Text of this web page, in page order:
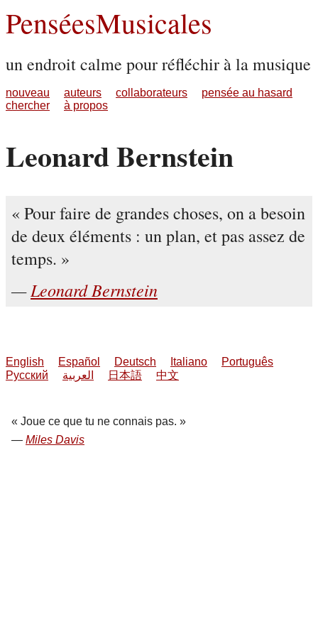
PenséesMusicales
un endroit calme pour réfléchir à la musique
nouveau auteurs collaborateurs
pensée au hasard
chercher
à propos
Leonard Bernstein
Pour faire de grandes choses, on a besoin
de deux éléments : un plan, et pas assez de
temps.
Leonard Bernstein
English Español Deutsch Italiano
Português
Русский
العربية 日本語 中文
Joue ce que tu ne connais pas.
Miles Davis